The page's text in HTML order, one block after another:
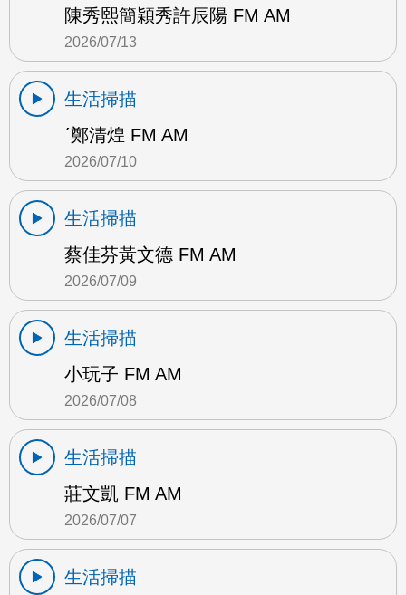
陳秀熙簡穎秀許辰陽 FM AM
2026/07/13
生活掃描
ˊ鄭清煌 FM AM
2026/07/10
生活掃描
蔡佳芬黃文德 FM AM
2026/07/09
生活掃描
小玩子 FM AM
2026/07/08
生活掃描
莊文凱 FM AM
2026/07/07
生活掃描